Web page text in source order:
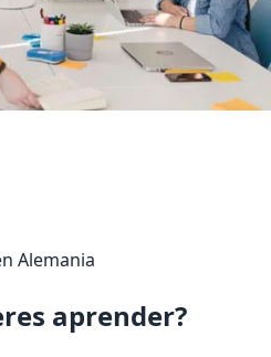
Alemania
aprender?